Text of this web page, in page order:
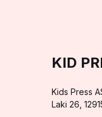
KID
Kids Press
Laki 26,